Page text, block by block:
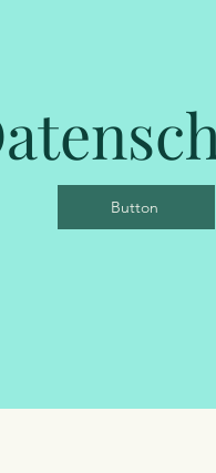
Button